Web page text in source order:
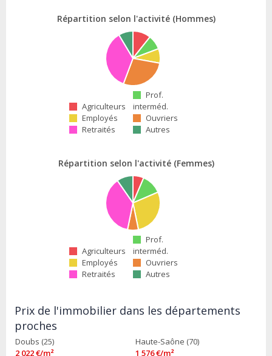
Répartition selon l'activité (Hommes)
Agriculteurs
Prof.
interméd.
Employés
Ouvriers
Retraités
Autres
Répartition selon l'activité (Femmes)
Agriculteurs
Prof.
interméd.
Employés
Ouvriers
Retraités
Autres
Prix de l'immobilier dans les départements
proches
Doubs (25)
2 022 €/m²
Haute-Saône (70)
1 576 €/m²